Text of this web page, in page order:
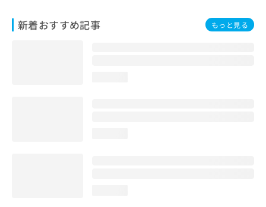
新着おすすめ記事 もっと見る
問
い